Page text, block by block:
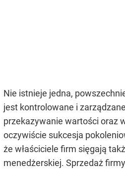
Nie istnieje jedna,
jest kontrolowane i
przekazywanie wartości oraz
oczywiście sukcesja
że właściciele firm sięgają
menedżerskiej. Sprzedaż